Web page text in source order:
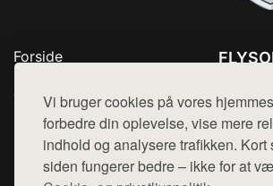
Vi bruger cookies på vores
forbedre din oplevelse, vise mere
indhold og analysere trafikken. Kort
siden fungerer bedre – ikke for at
Forside
Top Rabatter
Blog
Kontakt
Mail:
Cookie-